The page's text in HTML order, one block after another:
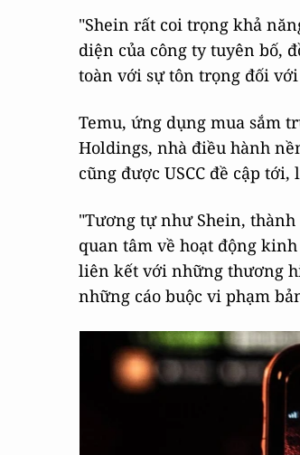
"Shein rất coi trọng khả
diện của công ty tuyên bố,
toàn với sự tôn trọng đối
Temu, ứng dụng mua sắm
Holdings, nhà điều hành
cũng được USCC đề cập
"Tương tự như Shein,
quan tâm về hoạt động
liên kết với những thương
những cáo buộc vi phạm